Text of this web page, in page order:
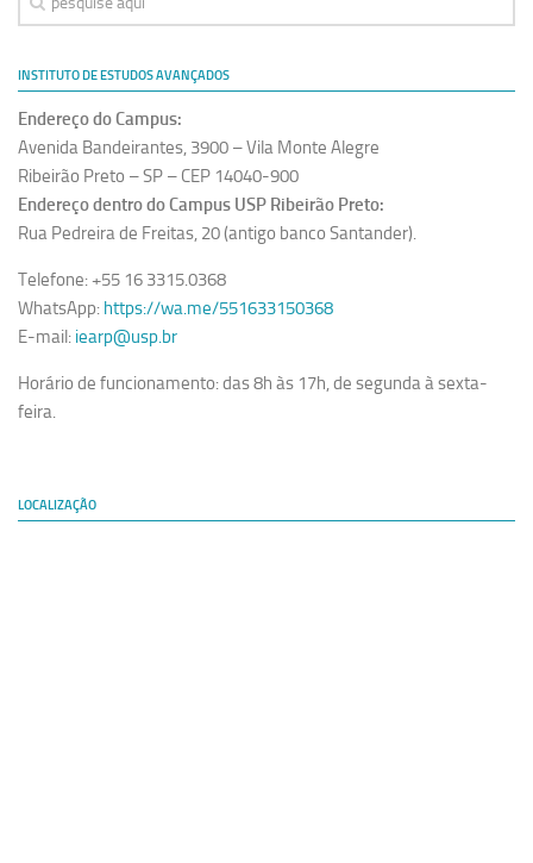
INSTITUTO DE ESTUDOS AVANÇADOS
Endereço do Campus:
Avenida Bandeirantes, 3900 – Vila Monte Alegre
Ribeirão Preto – SP – CEP 14040-900
Endereço dentro do Campus USP Ribeirão Preto:
Rua Pedreira de Freitas, 20 (antigo banco Santander).
Telefone: +55 16 3315.0368
WhatsApp: https://wa.me/551633150368
E-mail: iearp@usp.br
Horário de funcionamento: das 8h às 17h, de segunda à sexta-
feira.
LOCALIZAÇÃO